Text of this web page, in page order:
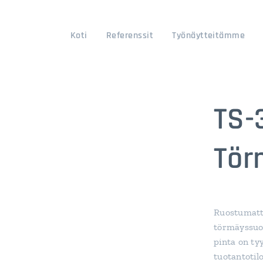
Koti Referenssit Työnäytteitämme
TS-
pinta on